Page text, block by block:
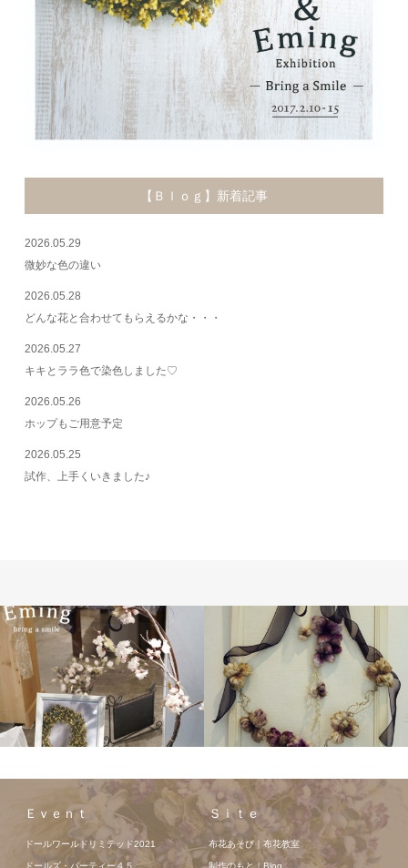
【Ｂｌｏｇ】新着記事
2026.05.29
微妙な色の違い
2026.05.28
どんな花と合わせてもらえるかな・・・
2026.05.27
キキとララ色で染色しました♡
2026.05.26
ホップもご用意予定
2026.05.25
試作、上手くいきました♪
Ｅｖｅｎｔ
ドールワールドリミテッド2021
ドールズ・パーティー４５
Ｓｉｔｅ
布花あそび｜布花教室
制作のもと｜Blog